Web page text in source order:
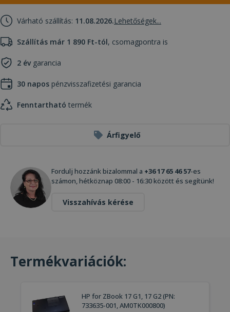
Várható szállítás: 11.08.2026.Lehetőségek...
Szállítás már 1 890 Ft-tól, csomagpontra is
2 évgarancia
30 napos pénzvisszafizetési garancia
Fenntartható termék
Árfigyelő
Fordulj hozzánk bizalommal a +36 17 65 46 57-es
számon, hétköznap 08:00 - 16:30 között és segítünk!
Visszahívás kérése
Termékvariációk:
HP for ZBook 17 G1, 17 G2 (PN:
733635-001, AM0TK000800)